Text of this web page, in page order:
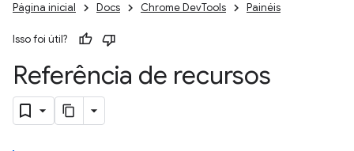
Página inicial Docs Chrome DevTools Painéis
Isso foi útil?
Referência de recursos